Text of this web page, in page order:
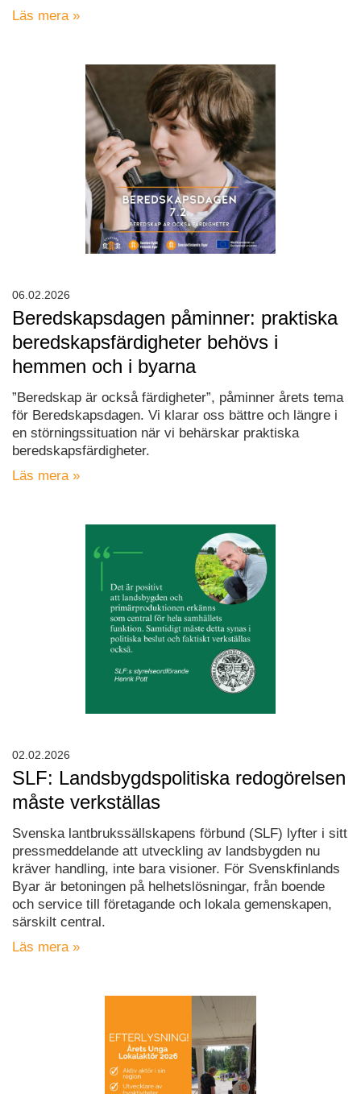
Läs mera »
Beredskapsdagen påminner: praktiska
beredskapsfärdigheter behövs i
hemmen och i byarna
”Beredskap är också färdigheter”, påminner årets tema
för Beredskapsdagen. Vi klarar oss bättre och längre i
en störningssituation när vi behärskar praktiska
beredskapsfärdigheter.
Läs mera »
06.02.2026
SLF: Landsbygdspolitiska redogörelsen
måste verkställas
Svenska lantbrukssällskapens förbund (SLF) lyfter i sitt
pressmeddelande att utveckling av landsbygden nu
kräver handling, inte bara visioner. För Svenskfinlands
Byar är betoningen på helhetslösningar, från boende
och service till företagande och lokala gemenskapen,
särskilt central.
Läs mera »
02.02.2026